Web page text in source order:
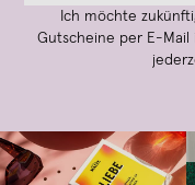
Ich möchte
Gutscheine per E-